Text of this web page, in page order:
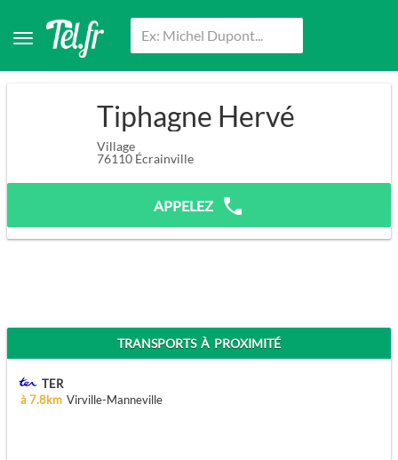
Tiphagne Hervé
Village
76110 Écrainville
APPELEZ
TRANSPORTS À PROXIMITÉ
TER
à 7.8km Virville-Manneville